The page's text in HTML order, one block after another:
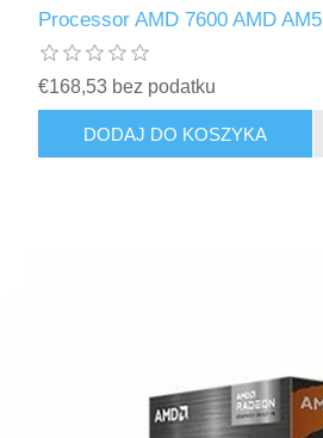
Processor AMD 7600 AMD AM5
€168,53 bez podatku
DODAJ DO KOSZYKA